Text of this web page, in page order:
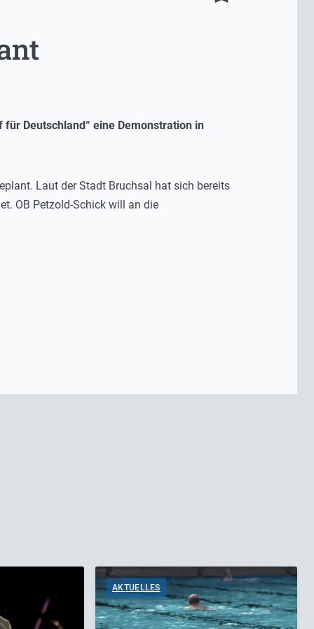
Deutschland“ eine Demonstration in
Laut der Stadt Bruchsal hat sich bereits
OB Petzold-Schick will an die
AKTUELLES